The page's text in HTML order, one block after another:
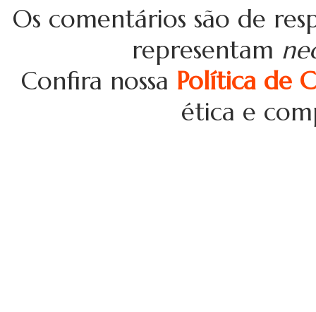
Os comentários são de
representam
Confira nossa Política de
ética e